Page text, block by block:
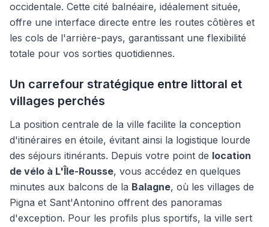
occidentale. Cette cité balnéaire, idéalement située,
offre une interface directe entre les routes côtières et
les cols de l'arrière-pays, garantissant une flexibilité
totale pour vos sorties quotidiennes.
Un carrefour stratégique entre littoral et
villages perchés
La position centrale de la ville facilite la conception
d'itinéraires en étoile, évitant ainsi la logistique lourde
des séjours itinérants. Depuis votre point de location
de vélo à L'Île-Rousse, vous accédez en quelques
minutes aux balcons de la Balagne, où les villages de
Pigna et Sant'Antonino offrent des panoramas
d'exception. Pour les profils plus sportifs, la ville sert